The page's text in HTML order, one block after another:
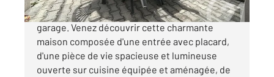
BLYES (01500) Villa 2017 de plain-pied avec
garage. Venez découvrir cette charmante
maison composée d'une entrée avec placard,
d'une pièce de vie spacieuse et lumineuse
ouverte sur cuisine équipée et aménagée, de